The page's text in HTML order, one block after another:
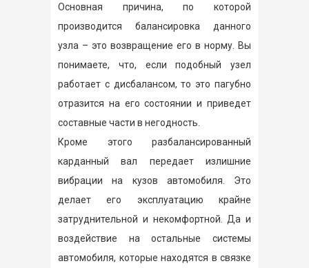
Основная причина, по которой
производится балансировка данного
узла – это возвращение его в норму. Вы
понимаете, что, если подобный узел
работает с дисбалансом, то это пагубно
отразится на его состоянии и приведет
составные части в негодность.
Кроме этого разбалансированный
карданный вал передает излишние
вибрации на кузов автомобиля. Это
делает его эксплуатацию крайне
затруднительной и некомфортной. Да и
воздействие на остальные системы
автомобиля, которые находятся в связке